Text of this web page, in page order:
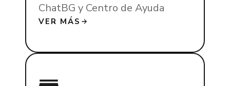
ChatBG y Centro de Ayuda
VER MÁS